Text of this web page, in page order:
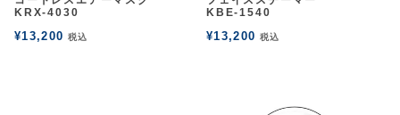
KRX-4030
¥13,200 税込
KBE-1540
¥13,200 税込